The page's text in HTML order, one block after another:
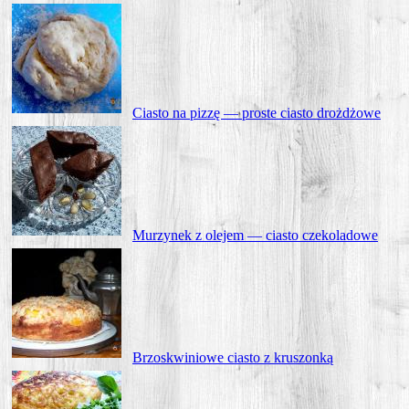
Cia­sto na piz­zę — pro­ste cia­sto drożdżowe
Murzy­nek z ole­jem — cia­sto czekoladowe
Brzo­skwi­nio­we cia­sto z kruszonką